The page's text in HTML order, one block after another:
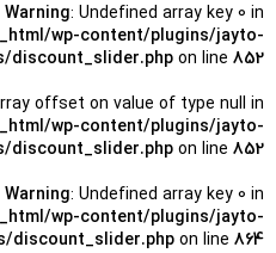
Warning: Undefined array key 0 in
wp-content/plugins/jayto-
discount_slider.php on line 852
offset on value of type null in
wp-content/plugins/jayto-
discount_slider.php on line 852
Warning: Undefined array key 0 in
wp-content/plugins/jayto-
discount_slider.php on line 864